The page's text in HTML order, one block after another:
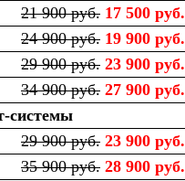
21 900 руб. 17 500 руб.
24 900 руб. 19 900 руб.
29 900 руб. 23 900 руб.
34 900 руб. 27 900 руб.
системы
29 900 руб. 23 900 руб.
35 900 руб. 28 900 руб.